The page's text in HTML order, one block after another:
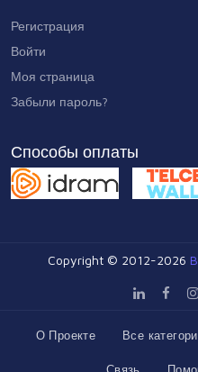
Регистрация
Войти
Моя страница
Забыли пароль?
Способы оплаты
Copyright © 2012-2026
О Проекте Все